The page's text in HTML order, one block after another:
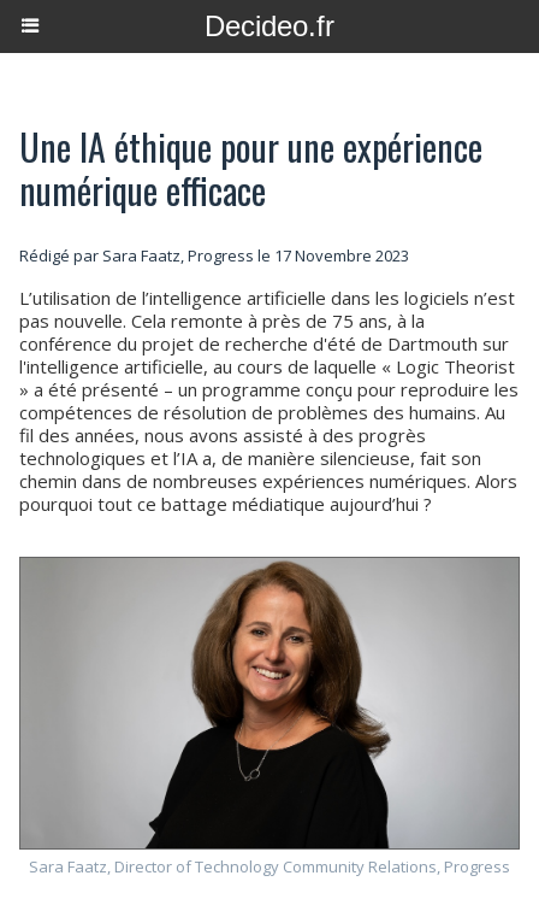
Decideo.fr
Une IA éthique pour une expérience
numérique efficace
Rédigé par Sara Faatz, Progress le 17 Novembre 2023
L’utilisation de l’intelligence artificielle dans les logiciels n’est
pas nouvelle. Cela remonte à près de 75 ans, à la
conférence du projet de recherche d'été de Dartmouth sur
l'intelligence artificielle, au cours de laquelle « Logic Theorist
» a été présenté – un programme conçu pour reproduire les
compétences de résolution de problèmes des humains. Au
fil des années, nous avons assisté à des progrès
technologiques et l’IA a, de manière silencieuse, fait son
chemin dans de nombreuses expériences numériques. Alors
pourquoi tout ce battage médiatique aujourd’hui ?
Sara Faatz, Director of Technology Community Relations, Progress